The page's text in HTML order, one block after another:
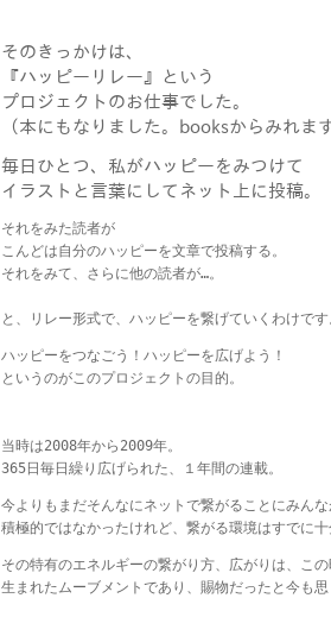
そのきっかけは、
『ハッピーリレー』という
プロジェクトのお仕事でした。
（本にもなりました。booksからみれま
毎日ひとつ、私がハッピーをみつけて
イラストと言葉にしてネット上に投稿。
それをみた読者が
こんどは自分のハッピーを文章で投稿する。
それをみて、さらに他の読者が…。
と、リレー形式で、ハッピーを繋げていくわけで
ハッピーをつなごう！ハッピーを広げよう！
というのがこのプロジェクトの目的。
当時は2008年から2009年。
365日毎日繰り広げられた、１年間の連載。
今よりもまだそんなにネットで繋がることにみん
積極的ではなかったけれど、繋がる環境はすでに
その特有のエネルギーの繋がり方、広がりは、こ
生まれたムーブメントであり、賜物だったと今も